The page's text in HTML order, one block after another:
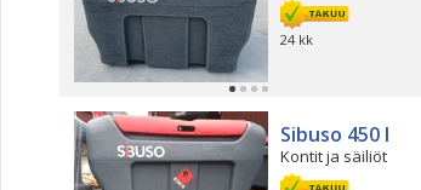
24 kk
Sibuso 450 l
Kontit ja säiliöt